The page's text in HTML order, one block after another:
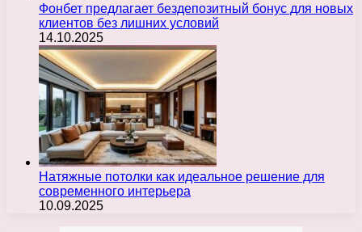
Фонбет предлагает бездепозитный бонус для новых
клиентов без лишних условий
14.10.2025
Натяжные потолки как идеальное решение для
современного интерьера
10.09.2025